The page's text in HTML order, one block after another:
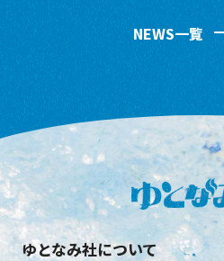
NEWS一覧
ゆとなみ社について